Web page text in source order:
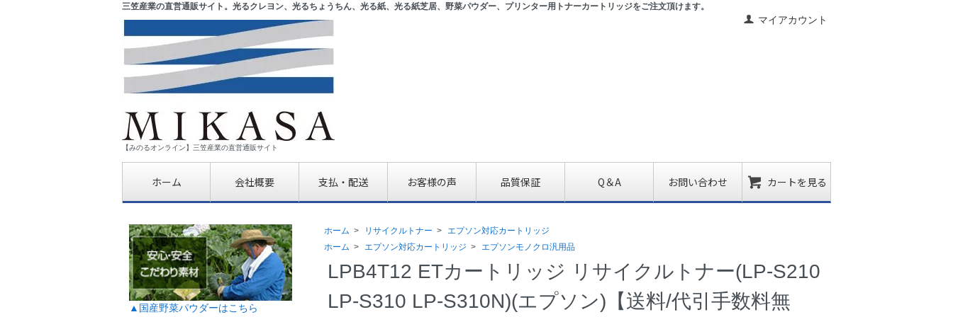
三笠産業の直営通販サイト。光るクレヨン、光るちょうちん、光る紙、光る紙芝居、野菜パウダー、プリンター用トナーカートリッジをご注文頂けます。
マイアカウント
【みのるオンライン】三笠産業の直営通販サイト
ホーム 会社概要 支払・配送 お客様の声 品質保証 Q＆A お問い合わせ カートを見る
ホーム > リサイクルトナー > エプソン対応カートリッジ
ホーム > エプソン対応カートリッジ > エプソンモノクロ汎用品
LPB4T12 ETカートリッジ リサイクルトナー(LP-S210
LP-S310 LP-S310N)(エプソン)【送料/代引手数料無
▲国産野菜パウダーはこちら